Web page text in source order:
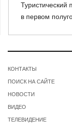
Туристический
в первом
КОНТАКТЫ
ПОИСК НА САЙТЕ
НОВОСТИ
ВИДЕО
ТЕЛЕВИДЕНИЕ